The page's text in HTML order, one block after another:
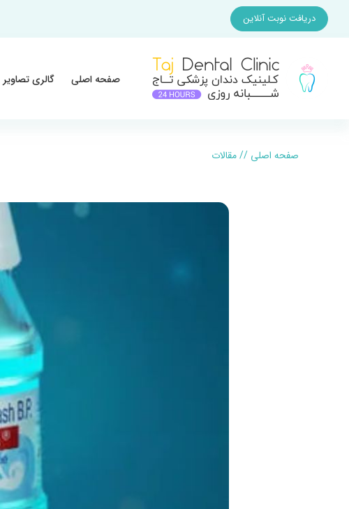
دریافت نوبت آنلاین
صفحه اصلی گالری تصاویر
صفحه اصلی //مقالات